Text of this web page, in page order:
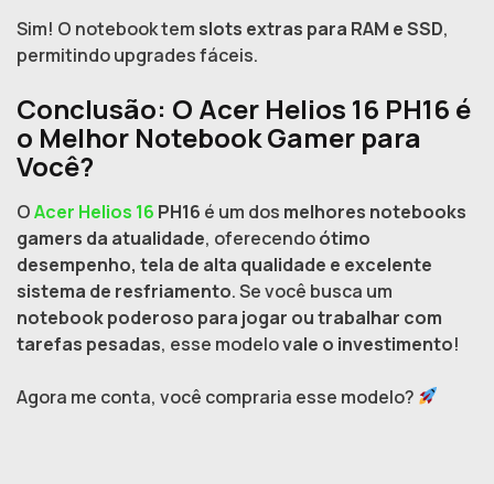
Sim! O notebook tem slots extras para RAM e SSD,
permitindo upgrades fáceis.
Conclusão: O Acer Helios 16 PH16 é
o Melhor Notebook Gamer para
Você?
OAcer Helios 16 PH16 é um dos melhores notebooks
gamers da atualidade, oferecendoótimo
desempenho, tela de alta qualidade e excelente
sistema de resfriamento. Se você busca um
notebook poderoso para jogar ou trabalhar com
tarefas pesadas, esse modelovale o investimento!
Agora me conta, você compraria esse modelo?